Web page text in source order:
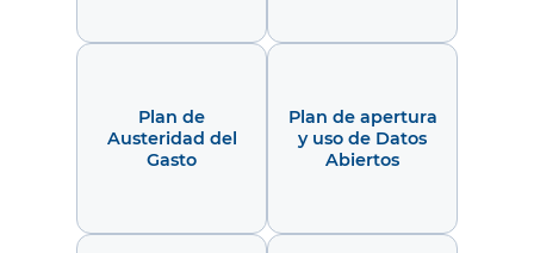
Plan de
Austeridad del
Gasto
Plan de apertura
y uso de Datos
Abiertos